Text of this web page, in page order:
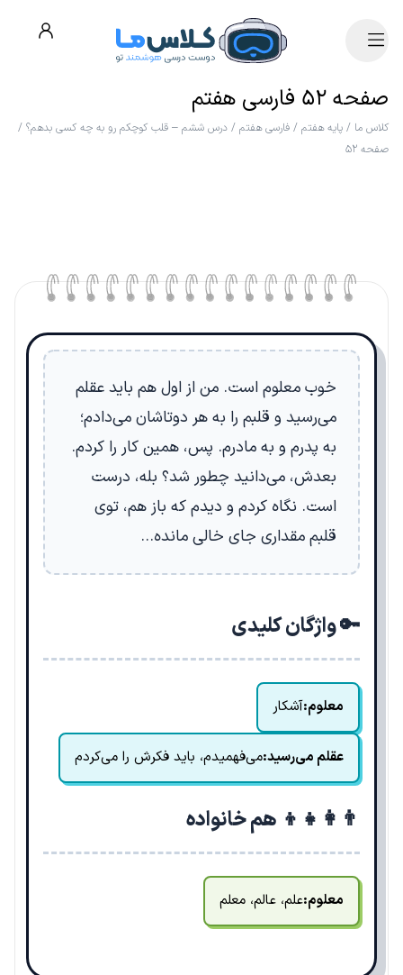
صفحه ۵۲ فارسی هفتم
کلاس ما / پایه هفتم / فارسی هفتم / درس ششم – قلب کوچکم رو به چه کسی بدهم؟ /
صفحه ۵۲
خوب معلوم است. من از اول هم باید عقلم
می‌رسید و قلبم را به هر دوتاشان می‌دادم؛
به پدرم و به مادرم. پس، همین کار را کردم.
بعدش، می‌دانید چطور شد؟ بله، درست
است. نگاه کردم و دیدم که باز هم، توی
قلبم مقداری جای خالی مانده…
🔑 واژگان کلیدی
معلوم:آشکار
عقلم می‌رسید:می‌فهمیدم، باید فکرش را می‌کردم
👨‍👩‍👧‍👦 هم خانواده
معلوم:علم، عالم، معلم